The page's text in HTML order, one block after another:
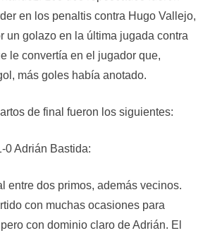
en los penaltis contra Hugo Vallejo,
un golazo en la última jugada contra
le convertía en el jugador que,
más goles había anotado.
de final fueron los siguientes:
0 Adrián Bastida:
entre dos primos, además vecinos.
con muchas ocasiones para
con dominio claro de Adrián. El